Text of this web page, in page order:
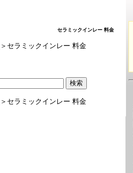
セラミックインレー 料金
＞ セラミックインレー 料金
＞ セラミックインレー 料金